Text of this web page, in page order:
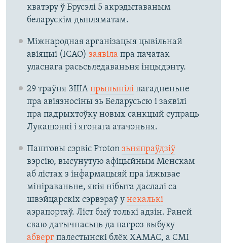
кватэру ў Брусэлі 5 акрэдытаваным
беларускім дыпляматам.
Міжнародная арганізацыя цывільнай
авіяцыі (ICAO) заявіла пра пачатак
уласнага расьсьледаваньня інцыдэнту.
29 траўня ЗША прыпыніліпагадненьне
пра авіязносіны зь Беларусьсю і заявілі
пра падрыхтоўку новых санкцый супраць
Лукашэнкі і ягонага атачэньня.
Паштовы сэрвіс Proton зьняпраўдзіў
вэрсію, высунутую афіцыйным Менскам
аб лістах з інфармацыяй пра ілжывае
мініраваньне, якія нібыта даслалі са
швэйцарскіх сэрвэраў у некалькі
аэрапортаў. Ліст быў толькі адзін. Раней
сваю датычнасьць да пагроз выбуху
абвергпалестынскі блёк ХАМАС, а СМІ